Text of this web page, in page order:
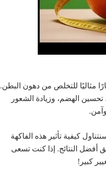
مثاليًا للتخلص من دهون البطن.
تحسين الهضم، وزيادة الشعور
كيفية تأثير هذه الفاكهة
أفضل النتائج. إذا كنت تسعى
كبير!